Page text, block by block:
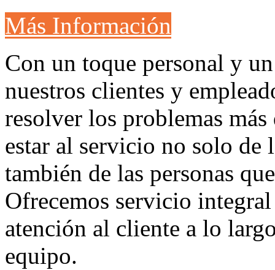
Más Información
Con un toque personal y
nuestros clientes y
resolver los problemas
estar al servicio no solo de
también de las personas
Ofrecemos servicio
atención al cliente a lo
equipo.